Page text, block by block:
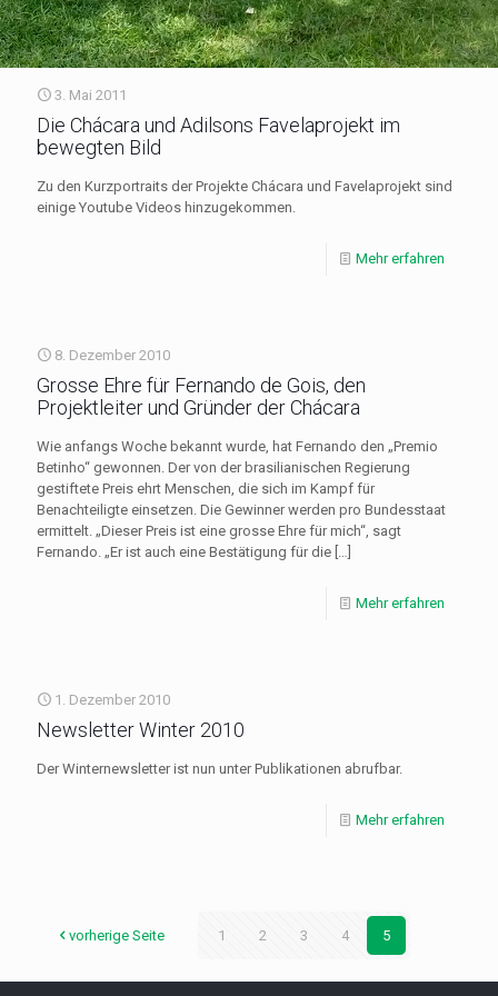
3. Mai 2011
Die Chácara und Adilsons Favelaprojekt im
bewegten Bild
Zu den Kurzportraits der Projekte Chácara und Favelaprojekt sind
einige Youtube Videos hinzugekommen.
Mehr erfahren
8. Dezember 2010
Grosse Ehre für Fernando de Gois, den
Projektleiter und Gründer der Chácara
Wie anfangs Woche bekannt wurde, hat Fernando den „Premio
Betinho“ gewonnen. Der von der brasilianischen Regierung
gestiftete Preis ehrt Menschen, die sich im Kampf für
Benachteiligte einsetzen. Die Gewinner werden pro Bundesstaat
ermittelt. „Dieser Preis ist eine grosse Ehre für mich“, sagt
Fernando. „Er ist auch eine Bestätigung für die […]
Mehr erfahren
1. Dezember 2010
Newsletter Winter 2010
Der Winternewsletter ist nun unter Publikationen abrufbar.
Mehr erfahren
vorherige Seite 1 2 3 4 5